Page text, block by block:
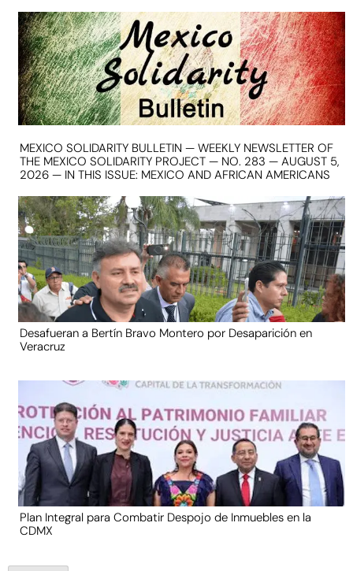
MEXICO SOLIDARITY BULLETIN — WEEKLY NEWSLETTER OF
THE MEXICO SOLIDARITY PROJECT — NO. 283 — AUGUST 5,
2026 — IN THIS ISSUE: MEXICO AND AFRICAN AMERICANS
Desafueran a Bertín Bravo Montero por Desaparición en
Veracruz
Plan Integral para Combatir Despojo de Inmuebles en la
CDMX